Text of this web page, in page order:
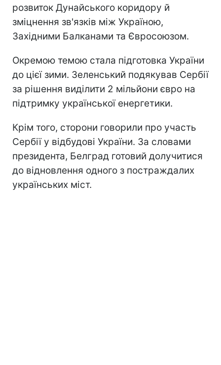
розвиток Дунайського коридору й
зміцнення зв'язків між Україною,
Західними Балканами та Євросоюзом.
Окремою темою стала підготовка України
до цієї зими. Зеленський подякував Сербії
за рішення виділити 2 мільйони євро на
підтримку української енергетики.
Крім того, сторони говорили про участь
Сербії у відбудові України. За словами
президента, Белград готовий долучитися
до відновлення одного з постраждалих
українських міст.